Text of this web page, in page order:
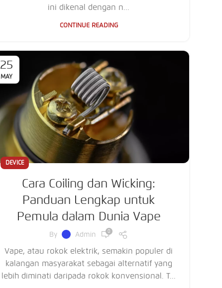
ini dikenal dengan n...
CONTINUE READING
25
MAY
DEVICE
Cara Coiling dan Wicking:
Panduan Lengkap untuk
Pemula dalam Dunia Vape
By Admin 0
Vape, atau rokok elektrik, semakin populer di
kalangan masyarakat sebagai alternatif yang
lebih diminati daripada rokok konvensional. T...